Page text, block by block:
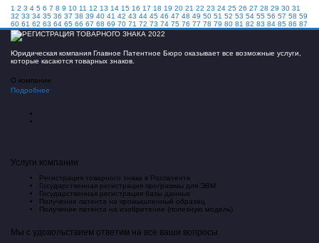
1 2 3 4 5 6 7 8 9 10 11 12 13 14 15 16 17 18 19 20 21 22 23 24 25 26 27 28 29 30 31
32 33 34 35 36 37 38 39 40 41 42 43 44 45 46 47 48 49 50 51 52 53 54 55 56 57 58 59
60 61 62 63 64 65 66 67 68 69 70 71 72 73 74 75 76 77 78 79 80 81 82 83 84 85 86 87
Юридическая компания Главное Патентное Бюро оказывает все возможные услуги,
которые касаются товарных знаков.
О компании
Подробнее
Услуги компании
Регистрация товарного знака в Роспатенте
Государственная регистрация программы для ЭВМ
Государственная регистрация базы данных
Получение патента на промышленный образец
Получение патента на изобретение (полезную модель)
Мы с удовольствием ответим на все ваши вопросы